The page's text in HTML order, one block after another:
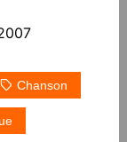
Chanson